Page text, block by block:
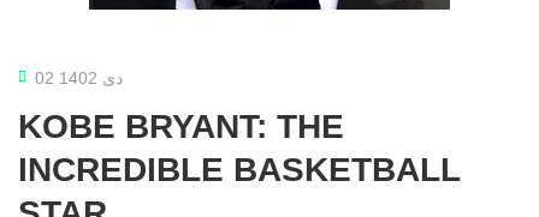
02 دی 1402
KOBE BRYANT: THE
INCREDIBLE BASKETBALL